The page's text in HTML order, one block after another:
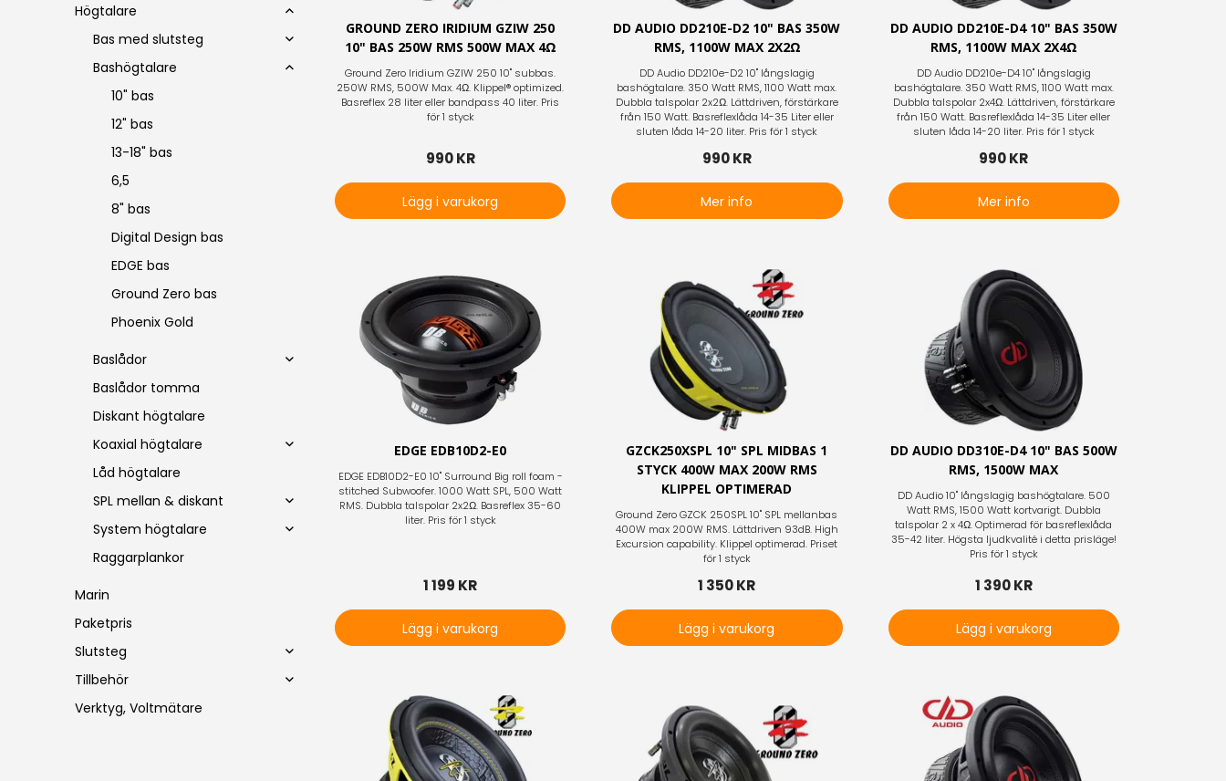
Högtalare
Bas med slutsteg
Bashögtalare
10" bas
12" bas
13-18" bas
6,5
8" bas
Digital Design bas
EDGE bas
Ground Zero bas
Phoenix Gold
Baslådor
Baslådor tomma
Diskant högtalare
Koaxial högtalare
Låd högtalare
SPL mellan & diskant
System högtalare
Raggarplankor
Marin
Paketpris
Slutsteg
Tillbehör
Verktyg, Voltmätare
GROUND ZERO IRIDIUM GZIW 250
10" BAS 250W RMS 500W MAX 4Ω
Ground Zero Iridium GZIW 250 10" subbas.
250W RMS, 500W Max. 4Ω. Klippel® optimized.
Basreflex 28 liter eller bandpass 40 liter. Pris
för 1 styck
990 KR
Lägg i varukorg
DD AUDIO DD210E-D2 10" BAS 350W
RMS, 1100W MAX 2X2Ω
DD Audio DD210e-D2 10" långslagig
bashögtalare. 350 Watt RMS, 1100 Watt max.
Dubbla talspolar 2x2Ω. Lättdriven, förstärkare
från 150 Watt. Basreflexlåda 14-35 Liter eller
sluten låda 14-20 liter. Pris för 1 styck
990 KR
Mer info
DD AUDIO DD210E-D4 10" BAS 350W
RMS, 1100W MAX 2X4Ω
DD Audio DD210e-D4 10" långslagig
bashögtalare. 350 Watt RMS, 1100 Watt max.
Dubbla talspolar 2x4Ω. Lättdriven, förstärkare
från 150 Watt. Basreflexlåda 14-35 Liter eller
sluten låda 14-20 liter. Pris för 1 styck
990 KR
Mer info
EDGE EDB10D2-E0
EDGE EDB10D2-E0 10" Surround Big roll foam -
stitched Subwoofer. 1000 Watt SPL, 500 Watt
RMS. Dubbla talspolar 2x2Ω. Basreflex 35-60
liter. Pris för 1 styck
1 199 KR
Lägg i varukorg
GZCK250XSPL 10" SPL MIDBAS 1
STYCK 400W MAX 200W RMS
KLIPPEL OPTIMERAD
Ground Zero GZCK 250SPL 10" SPL mellanbas
400W max 200W RMS. Lättdriven 93dB. High
Excursion capability. Klippel optimerad. Priset
för 1 styck
1 350 KR
Lägg i varukorg
DD AUDIO DD310E-D4 10" BAS 500W
RMS, 1500W MAX
DD Audio 10" långslagig bashögtalare. 500
Watt RMS, 1500 Watt kortvarigt. Dubbla
talspolar 2 x 4Ω. Optimerad för basreflexlåda
35-42 liter. Högsta ljudkvalité i detta prisläge!
Pris för 1 styck
1 390 KR
Lägg i varukorg